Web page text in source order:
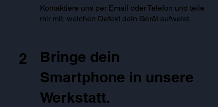
Kontaktiere uns per Email oder Telefon und teile
mir mit, welchen Defekt dein Gerät aufweist.
2
Bringe dein
Smartphone in unsere
Werkstatt.